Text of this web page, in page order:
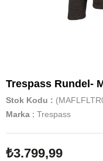
Trespass Rundel-
Stok Kodu
Marka : Trespass
₺3.799,99